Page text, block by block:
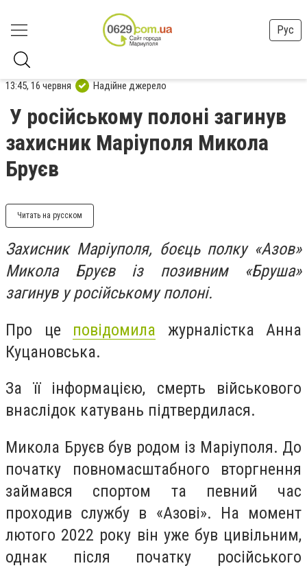
Рус
13:45, 16 червня Надійне джерело
У російському полоні загинув
захисник Маріуполя Микола
Бруєв
Читать на русском
Захисник Маріуполя, боєць полку «Азов»
Микола Бруєв із позивним «Бруша»
загинув у російському полоні.
Про це повідомила журналістка Анна
Куцановська.
За її інформацією, смерть військового
внаслідок катувань підтвердилася.
Микола Бруєв був родом із Маріуполя. До
початку повномасштабного вторгнення
займався спортом та певний час
проходив службу в «Азові». На момент
лютого 2022 року він уже був цивільним,
однак після початку російського